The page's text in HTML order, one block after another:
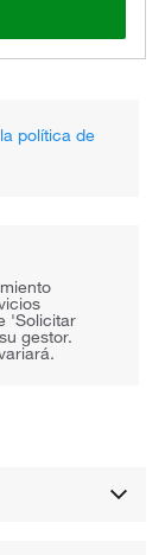
política de
'Solicitar
gestor.